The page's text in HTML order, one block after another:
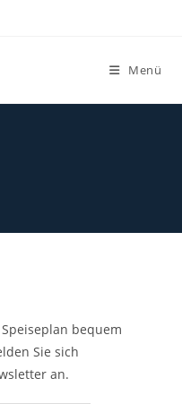
Menü
bequem
Sie sich
an.